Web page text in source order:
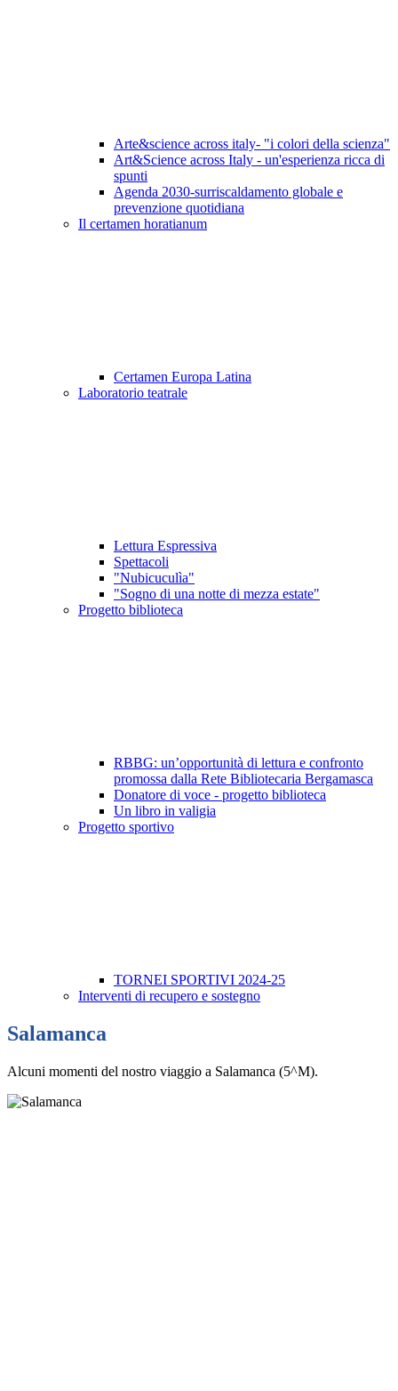
Arte&science across italy- "i colori della scienza"
Art&Science across Italy - un'esperienza ricca di
spunti
Agenda 2030-surriscaldamento globale e
prevenzione quotidiana
Il certamen horatianum
Certamen Europa Latina
Laboratorio teatrale
Lettura Espressiva
Spettacoli
"Nubicuculìa"
"Sogno di una notte di mezza estate"
Progetto biblioteca
RBBG: un’opportunità di lettura e confronto
promossa dalla Rete Bibliotecaria Bergamasca
Donatore di voce - progetto biblioteca
Un libro in valigia
Progetto sportivo
TORNEI SPORTIVI 2024-25
Interventi di recupero e sostegno
Salamanca
Alcuni momenti del nostro viaggio a Salamanca (5^M).